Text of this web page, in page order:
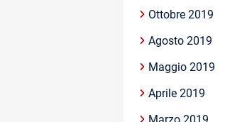
Ottobre 2019
Agosto 2019
Maggio 2019
Aprile 2019